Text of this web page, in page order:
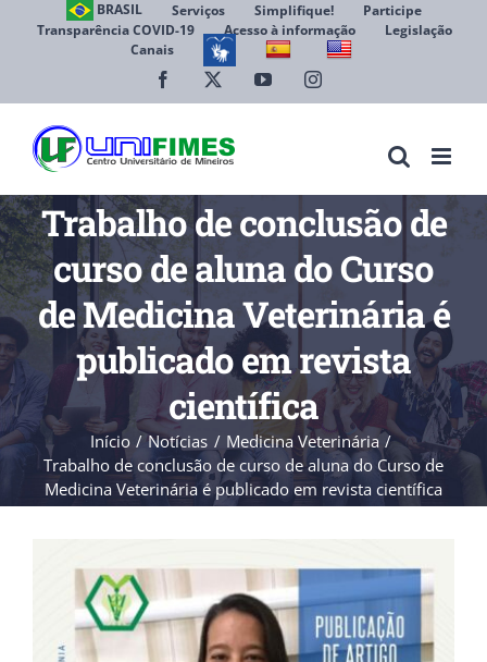
BRASIL Serviços Simplifique!
Participe
Transparência COVID-19
Acesso à informação
Legislação
Canais
Facebook YouTubeInstagram
Trabalho de conclusão de
curso de aluna do Curso
de Medicina Veterinária é
publicado em revista
científica
Início Notícias
Medicina Veterinária
Trabalho de conclusão de curso de aluna do Curso de
Medicina Veterinária é publicado em revista científica
Larger